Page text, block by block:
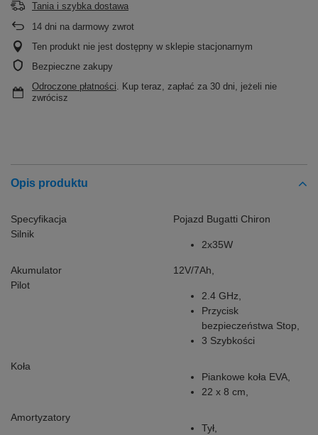
Tania i szybka dostawa
14 dni na darmowy zwrot
Ten produkt nie jest dostępny w sklepie stacjonarnym
Bezpieczne zakupy
Odroczone płatności. Kup teraz, zapłać za 30 dni, jeżeli nie
zwrócisz
Opis produktu
Specyfikacja
Pojazd Bugatti Chiron
Silnik
2x35W
Akumulator
12V/7Ah,
Pilot
2.4 GHz,
Przycisk
bezpieczeństwa Stop,
3 Szybkości
Koła
Piankowe koła EVA,
22 x 8 cm,
Amortyzatory
Tył,